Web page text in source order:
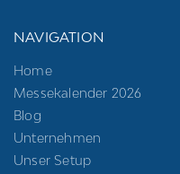
NAVIGATION
Home
Messekalender 2026
Blog
Unternehmen
Unser Setup